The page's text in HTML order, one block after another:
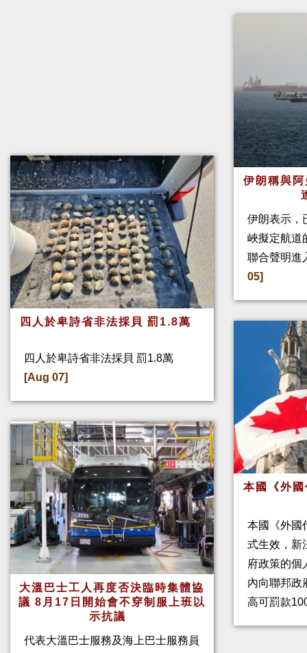
四人於卑詩省非法採貝 罰1.8萬
四人於卑詩省非法採貝 罰1.8萬
[Aug 07]
大溫巴士工人再度否決臨時集體協
議 8月17日開始會不穿制服上班以
示抗議
代表大溫巴士服務及海上巴士服務員
伊朗稱與
伊朗表示，
峽擬定航道
聯合聲明進
05]
本國《外
本國《外國
式生效，新
府政策的個
內向聯邦政
高可罰款